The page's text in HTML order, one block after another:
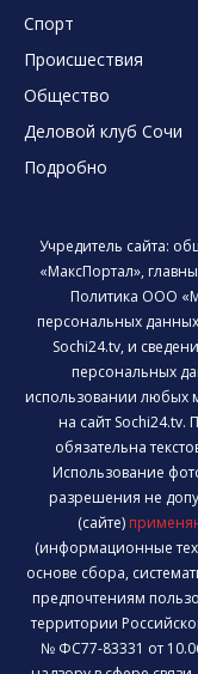
Спорт
Происшествия
Общество
Деловой клуб Сочи
Подробно
Учредитель сайта:
«МаксПортал»,
Политика ООО
персональных
Sochi24.tv, и
персональных
использовании любых
на сайт Sochi24.tv.
обязательна
Использование
разрешения не
(сайте)
(информационные
основе сбора,
предпочтениям
территории
№ ФС77-83331 от